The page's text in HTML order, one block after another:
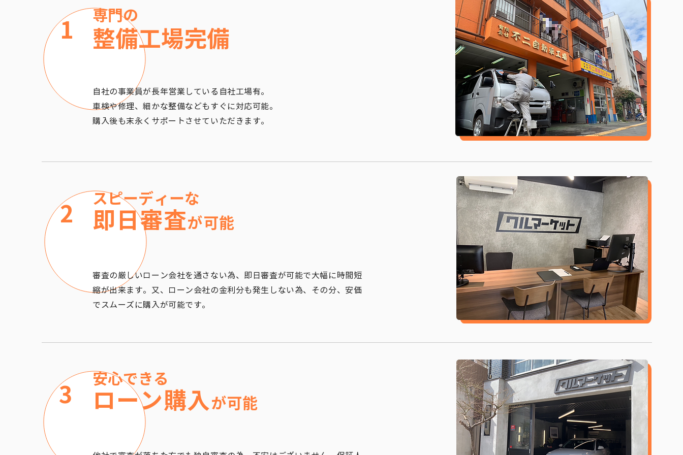
1
専門の
​整備工場完備
​自社の事業員が長年営業している自社工場有。
車検や修理、細かな整備などもすぐに対応可能。
​購入後も末永くサポートさせていただきます。
2
スピーディーな
​即日審査が可能
審査の厳しいローン会社を通さない為、即日審査が可能で大幅に時間短
縮が出来ます。又、ローン会社の金利分も発生しない為、その分、安価
でスムーズに購入が可能です。
3
安心できる
ローン購入 が可能